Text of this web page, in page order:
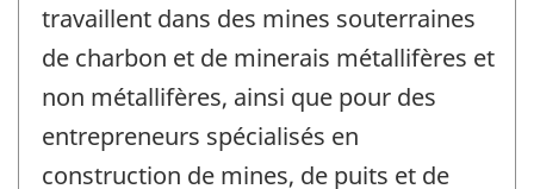
travaillent dans des mines souterraines
de charbon et de minerais métallifères et
non métallifères, ainsi que pour des
entrepreneurs spécialisés en
construction de mines, de puits et de